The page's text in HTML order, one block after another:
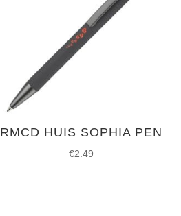
RMCD HUIS SOPHIA PEN
€2.49